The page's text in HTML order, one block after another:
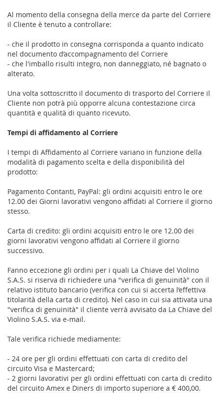
Al momento della consegna della merce da parte del Corriere
il Cliente è tenuto a controllare:
- che il prodotto in consegna corrisponda a quanto indicato
nel documento d’accompagnamento del Corriere
- che l'imballo risulti integro, non danneggiato, né bagnato o
alterato.
Una volta sottoscritto il documento di trasporto del Corriere il
Cliente non potrà più opporre alcuna contestazione circa
quantità e qualità di quanto ricevuto.
Tempi di affidamento al Corriere
I tempi di Affidamento al Corriere variano in funzione della
modalità di pagamento scelta e della disponibilità del
prodotto:
Pagamento Contanti, PayPal: gli ordini acquisiti entro le ore
12.00 dei Giorni lavorativi vengono affidati al Corriere il giorno
stesso.
Carta di credito: gli ordini acquisiti entro le ore 12.00 dei
giorni lavorativi vengono affidati al Corriere il giorno
successivo.
Fanno eccezione gli ordini per i quali La Chiave del Violino
S.A.S. si riserva di richiedere una "verifica di genuinità" con il
relativo istituto bancario (verifica con cui si accerta l’effettiva
titolarità della carta di credito). Nel caso in cui sia attivata una
"verifica di genuinità" il cliente verrà avvisato da La Chiave del
Violino S.A.S. via e-mail.
Tale verifica richiede mediamente:
- 24 ore per gli ordini effettuati con carta di credito del
circuito Visa e Mastercard;
- 2 giorni lavorativi per gli ordini effettuati con carta di credito
del circuito Amex e Diners di importo superiore a € 400,00.